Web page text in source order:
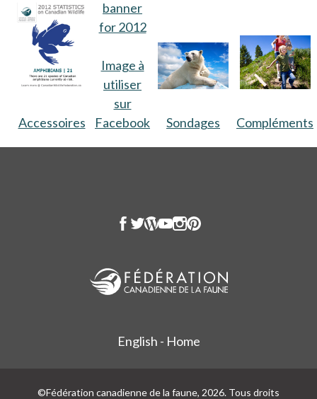
Accessoires
Image à
utiliser
sur
Facebook
Sondages Compléments
English - Home
©Fédération canadienne de la faune, 2026. Tous droits